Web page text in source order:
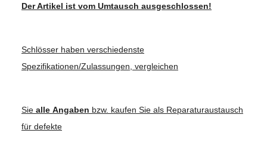
Der Artikel ist vom Umtausch ausgeschlossen!
Schlösser haben verschiedenste
Spezifikationen/Zulassungen, vergleichen
Sie alle Angaben bzw. kaufen Sie als Reparaturaustausch
für defekte